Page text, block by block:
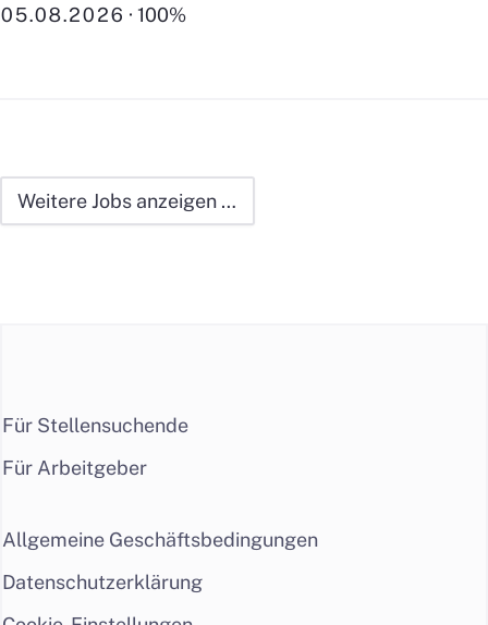
05.08.2026
100%
Weitere Jobs anzeigen …
Für Stellensuchende
Für Arbeitgeber
Allgemeine Geschäftsbedingungen
Datenschutzerklärung